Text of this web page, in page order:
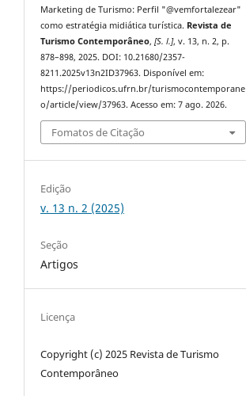
Marketing de Turismo: Perfil "@vemfortalezear"
como estratégia midiática turística. Revista de
Turismo Contemporâneo,[S. l.], v. 13, n. 2, p.
878–898, 2025. DOI: 10.21680/2357-
8211.2025v13n2ID37963. Disponível em:
https://periodicos.ufrn.br/turismocontemporane
o/article/view/37963. Acesso em: 7 ago. 2026.
Fomatos de Citação
Edição
v. 13 n. 2 (2025)
Seção
Artigos
Licença
Copyright (c) 2025 Revista de Turismo
Contemporâneo